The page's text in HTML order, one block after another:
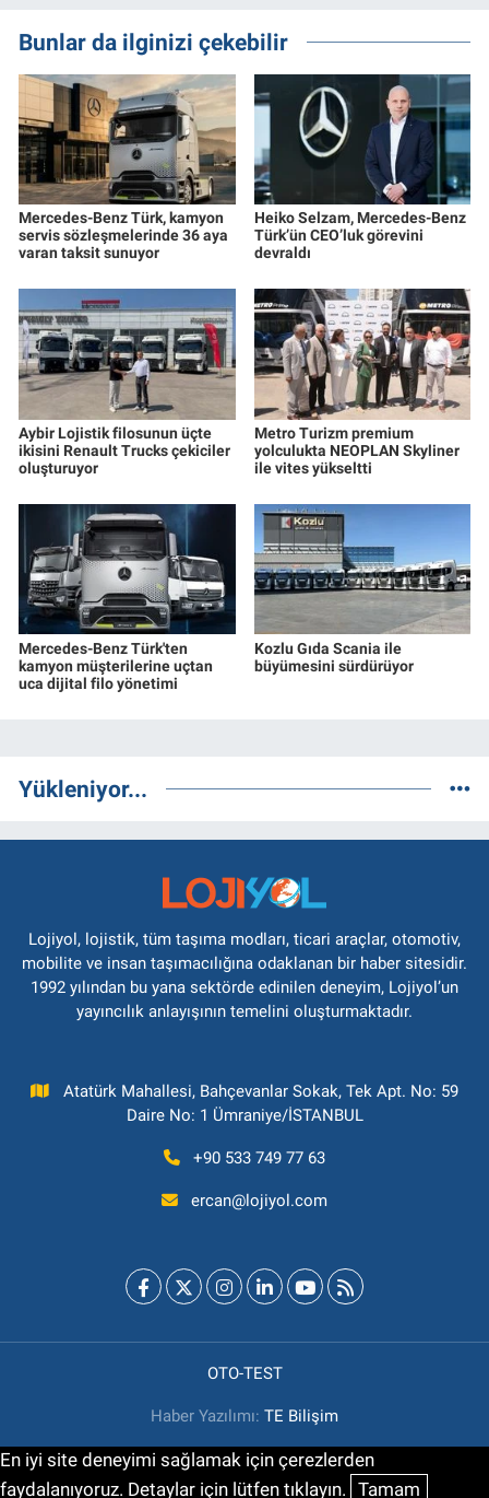
Bunlar da ilginizi çekebilir
Mercedes-Benz Türk, kamyon
servis sözleşmelerinde 36 aya
varan taksit sunuyor
Heiko Selzam, Mercedes-Benz
Türk’ün CEO’luk görevini
devraldı
Aybir Lojistik filosunun üçte
ikisini Renault Trucks çekiciler
oluşturuyor
Metro Turizm premium
yolculukta NEOPLAN Skyliner
ile vites yükseltti
Mercedes-Benz Türk'ten
kamyon müşterilerine uçtan
uca dijital filo yönetimi
Kozlu Gıda Scania ile
büyümesini sürdürüyor
Yükleniyor...
Lojiyol, lojistik, tüm taşıma modları, ticari araçlar, otomotiv,
mobilite ve insan taşımacılığına odaklanan bir haber sitesidir.
1992 yılından bu yana sektörde edinilen deneyim, Lojiyol’un
yayıncılık anlayışının temelini oluşturmaktadır.
Atatürk Mahallesi, Bahçevanlar Sokak, Tek Apt. No: 59
Daire No: 1 Ümraniye/İSTANBUL
+90 533 749 77 63
ercan@lojiyol.com
OTO-TEST
Haber Yazılımı: TE Bilişim
En iyi site deneyimi sağlamak için çerezlerden
faydalanıyoruz. Detaylar için lütfen tıklayın. Tamam